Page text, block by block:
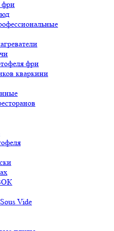
фри
фри
кваркини
Vide